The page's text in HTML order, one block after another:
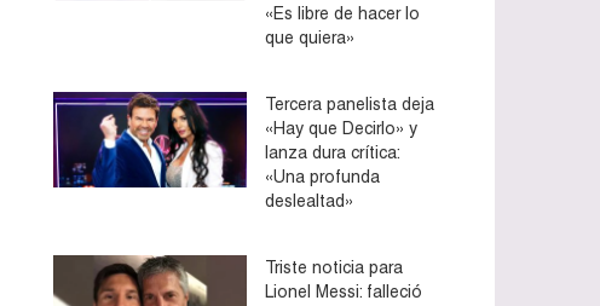
«Es libre de hacer lo
que quiera»
Tercera panelista deja
«Hay que Decirlo» y
lanza dura crítica:
«Una profunda
deslealtad»
Triste noticia para
Lionel Messi: falleció